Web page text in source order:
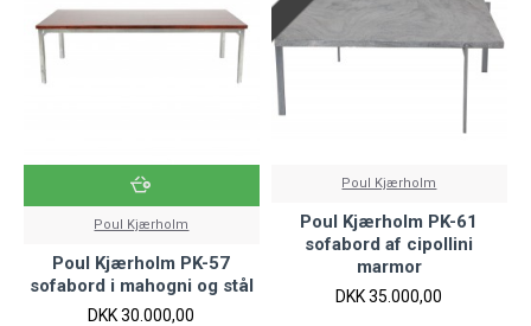
Poul Kjærholm
Poul Kjærholm PK-57
sofabord i mahogni og stål
DKK 30.000,00
Poul Kjærholm
Poul Kjærholm PK-61
sofabord af cipollini
marmor
DKK 35.000,00